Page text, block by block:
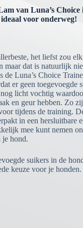
van Luna’s Choice
voor onderweg!
het liefst zou
maar dat is natuurlijk
de Luna’s Choice
er geen toegevoegde
licht vochtig
en geur hebben. Zo
tijdens de training.
in een hersluitbare
mee kunt nemen
je hond.
suikers in de
keuze voor je honden.